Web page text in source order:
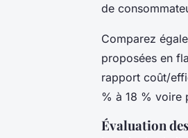
de
Comparez
proposées en
rapport coût/
% à 18 % voire
Évaluation